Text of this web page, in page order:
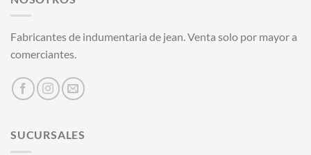
Fabricantes de indumentaria de jean. Venta solo por mayor a
comerciantes.
SUCURSALES